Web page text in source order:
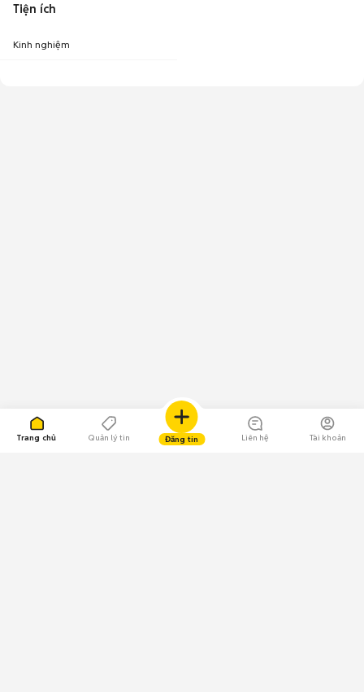
Trang chủ Quản lý tin Đăng tin Liên hệ Tài khoản
Tiện ích
Kinh nghiệm